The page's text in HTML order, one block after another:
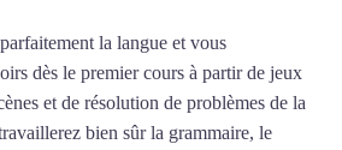
la langue et vous
dès le premier cours à partir de jeux
et de résolution de problèmes de la
bien sûr la grammaire, le